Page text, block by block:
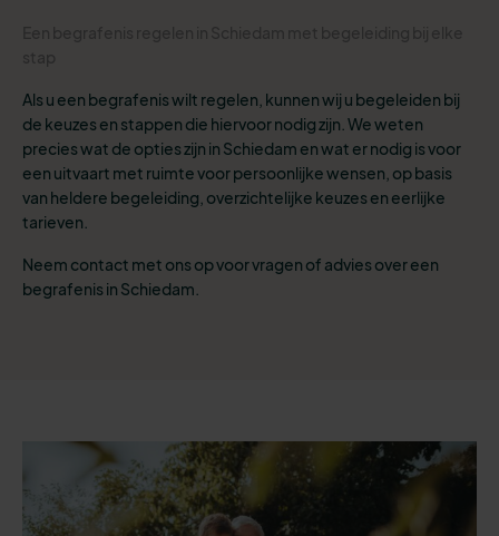
Als u een begrafenis wilt regelen, kunnen wij u begeleiden bij
de keuzes en stappen die hiervoor nodig zijn. We weten
precies wat de opties zijn in Schiedam en wat er nodig is voor
een uitvaart met ruimte voor persoonlijke wensen, op basis
van heldere begeleiding, overzichtelijke keuzes en eerlijke
tarieven.
Neem contact met ons op voor vragen of advies over een
begrafenis in Schiedam.